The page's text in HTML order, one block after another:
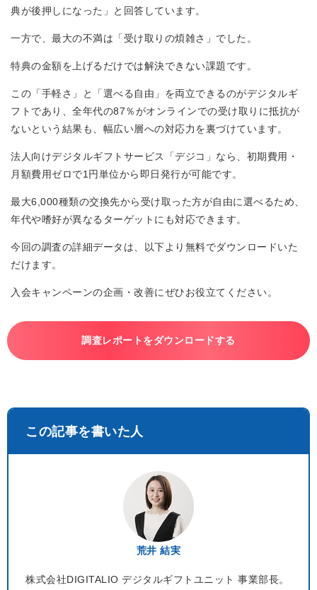
典が後押しになった」と回答しています。
一方で、最大の不満は「受け取りの煩雑さ」でした。
特典の金額を上げるだけでは解決できない課題です。
この「手軽さ」と「選べる自由」を両立できるのがデジタルギ
フトであり、全年代の87％がオンラインでの受け取りに抵抗が
ないという結果も、幅広い層への対応力を裏づけています。
法人向けデジタルギフトサービス「デジコ」なら、初期費用・
月額費用ゼロで1円単位から即日発行が可能です。
最大6,000種類の交換先から受け取った方が自由に選べるため、
年代や嗜好が異なるターゲットにも対応できます。
今回の調査の詳細データは、以下より無料でダウンロードいた
だけます。
入会キャンペーンの企画・改善にぜひお役立てください。
調査レポートをダウンロードする
この記事を書いた人
荒井 結実
株式会社DIGITALIO デジタルギフトユニット 事業部長。